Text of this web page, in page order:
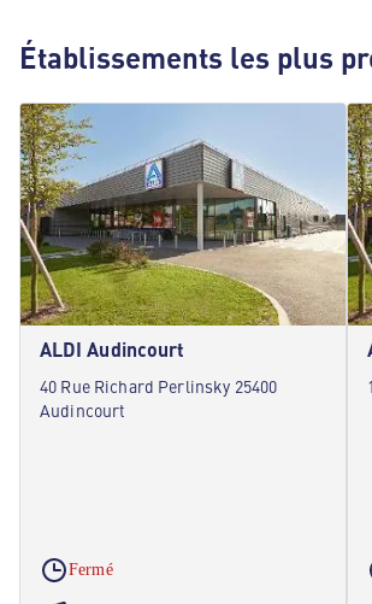
Établissements les plus
ALDI Audincourt
40 Rue Richard Perlinsky 25400
Audincourt
Fermé